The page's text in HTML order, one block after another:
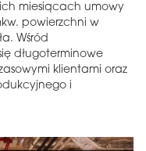
miesiącach umowy
powierzchni w
Wśród
długoterminowe
klientami oraz
i